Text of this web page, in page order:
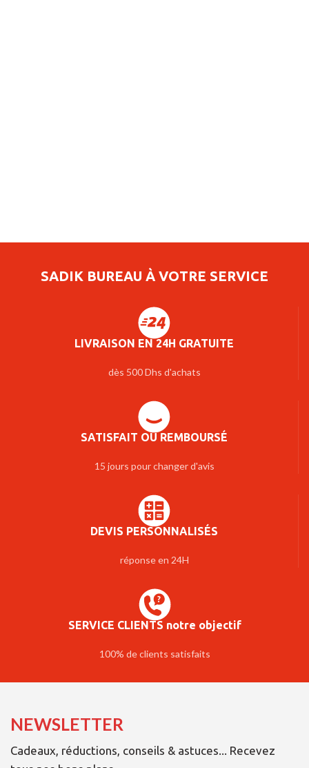
SADIK BUREAU À VOTRE SERVICE
LIVRAISON EN 24H GRATUITE
dès 500 Dhs d'achats
SATISFAIT OU REMBOURSÉ
15 jours pour changer d'avis
DEVIS PERSONNALISÉS
réponse en 24H
SERVICE CLIENTS notre objectif
100% de clients satisfaits
NEWSLETTER
Cadeaux, réductions, conseils & astuces... Recevez